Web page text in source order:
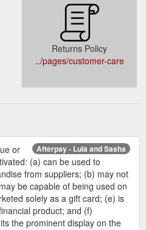
Returns Policy
../pages/customer-care
Afterpay - Lula and Sasha
or
(a) can be used to
from suppliers; (b) may not
be capable of being used on
solely as a gift card; (e) is
product; and (f)
the prominent display on the